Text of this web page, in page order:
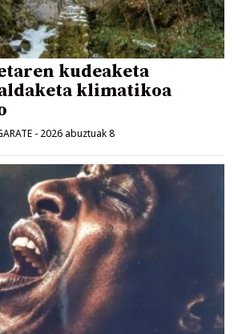
kudeaketa
klimatikoa
- 2026 abuztuak 8